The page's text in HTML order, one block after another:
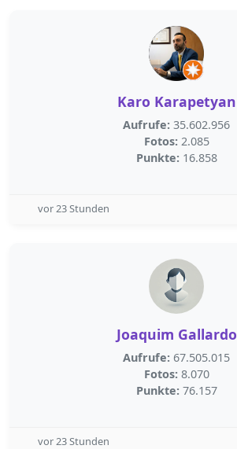
Karo Karapetyan
Aufrufe: 35.602.956
Fotos: 2.085
Punkte: 16.858
vor 23 Stunden
Joaquim Gallardo
Aufrufe: 67.505.015
Fotos: 8.070
Punkte: 76.157
vor 23 Stunden